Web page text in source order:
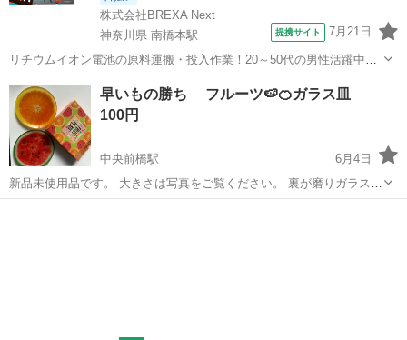
株式会社BREXA Next
神奈川県 南橋本駅
提携サイト 7月21日
リチウムイオン電池の原料運搬・投入作業！20～50代の男性活躍中★
ワンルーム寮完備！赴任旅費会社負担！年間休日130日★フォークリフ
ト免許お持ちの方、活躍中！就業先食堂利用可★《神奈川県相模原
市》 人気の工場のお仕事 ◇電...
神奈川 相模原市 南橋本駅
早いもの勝ち フルーツ🍉🍊ガラス皿
100円
中央前橋駅
6月4日
新品未使用品です。 大きさは写真をご覧ください。 裏が磨りガラスみ
たいになってます、。